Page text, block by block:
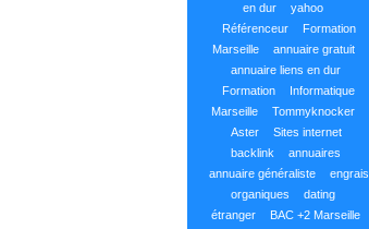
en dur
yahoo
Référenceur
Formation
Marseille
annuaire gratuit
annuaire liens en dur
Formation
Informatique
Marseille
Tommyknocker
Aster
Sites internet
backlink
annuaires
annuaire généraliste
engrais
organiques
dating
étranger
BAC +2 Marseille